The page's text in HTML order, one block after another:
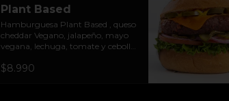
Plant Based
Hamburguesa Plant Based , queso
cheddar Vegano, jalapeño, mayo
vegana, lechuga, tomate y cebolla
$8.990